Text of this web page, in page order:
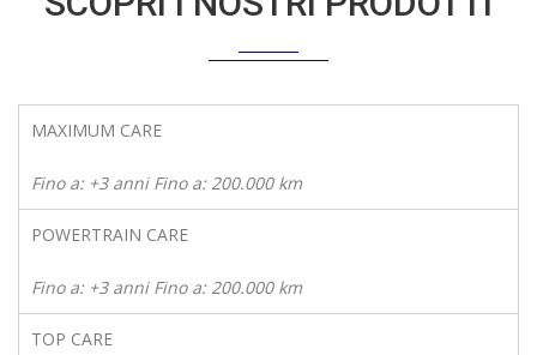
MAXIMUM CARE
Fino a: +3 anni Fino a: 200.000 km
POWERTRAIN CARE
Fino a: +3 anni Fino a: 200.000 km
TOP CARE